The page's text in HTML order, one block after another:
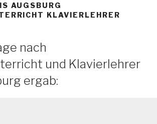
AUGSBURG
KLAVIERLEHRER
nach
und Klavierlehrer
ergab: